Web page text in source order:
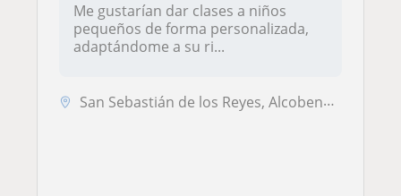
Me gustarían dar clases a niños
pequeños de forma personalizada,
adaptándome a su ri...
San Sebastián de los Reyes, Alcobendas, Algete, Cobeña